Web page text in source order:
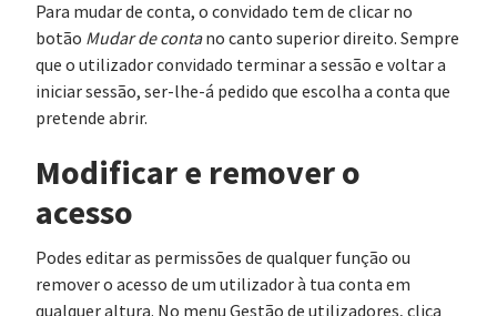
Para mudar de conta, o convidado tem de clicar no
botão Mudar de contano canto superior direito. Sempre
que o utilizador convidado terminar a sessão e voltar a
iniciar sessão, ser-lhe-á pedido que escolha a conta que
pretende abrir.
Modificar e remover o
acesso
Podes editar as permissões de qualquer função ou
remover o acesso de um utilizador à tua conta em